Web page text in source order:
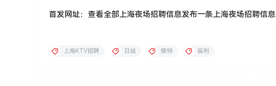
首发网址：查看全部上海夜场招聘信息发布一条上海夜场招聘信息
上海KTV招聘 日结 模特 福利